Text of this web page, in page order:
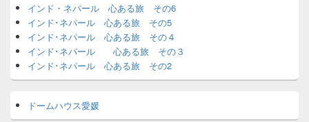
インド・ネパール 心ある旅 その6
インド･ネパール 心ある旅 その5
インド･ネパール 心ある旅 その４
インド･ネパール 心ある旅 その３
インド･ネパール 心ある旅 その2
ドームハウス愛媛